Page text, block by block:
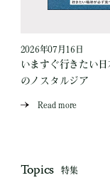
2026年07月16日
いますぐ行きたい
のノスタルジア
Read more
Topics 特集